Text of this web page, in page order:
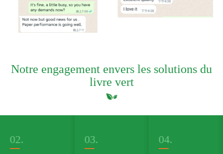
Notre engagement envers les solutions du
livre vert
02. 03. 04.